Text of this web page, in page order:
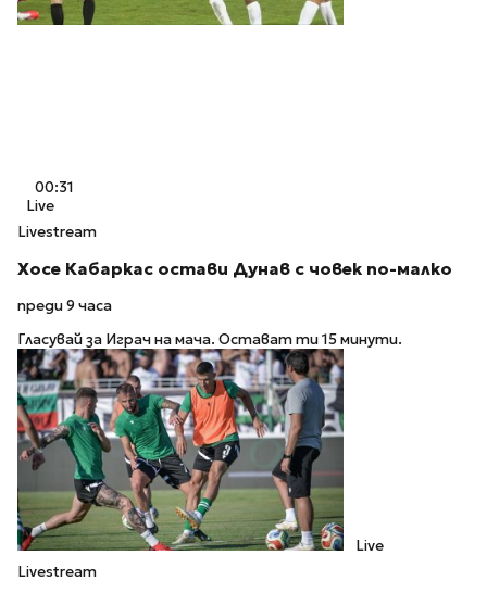
00:31
Live
Livestream
Хосе Кабаркас остави Дунав с човек по-малко
преди 9 часа
Гласувай за Играч на мача. Остават ти 15 минути.
Live
Livestream